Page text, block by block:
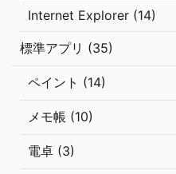
Internet Explorer (14)
標準アプリ (35)
ペイント (14)
メモ帳 (10)
電卓 (3)